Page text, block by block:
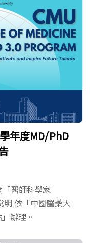
年度MD/PhD
醫師科學家
明 依「中國醫藥大
辦理。